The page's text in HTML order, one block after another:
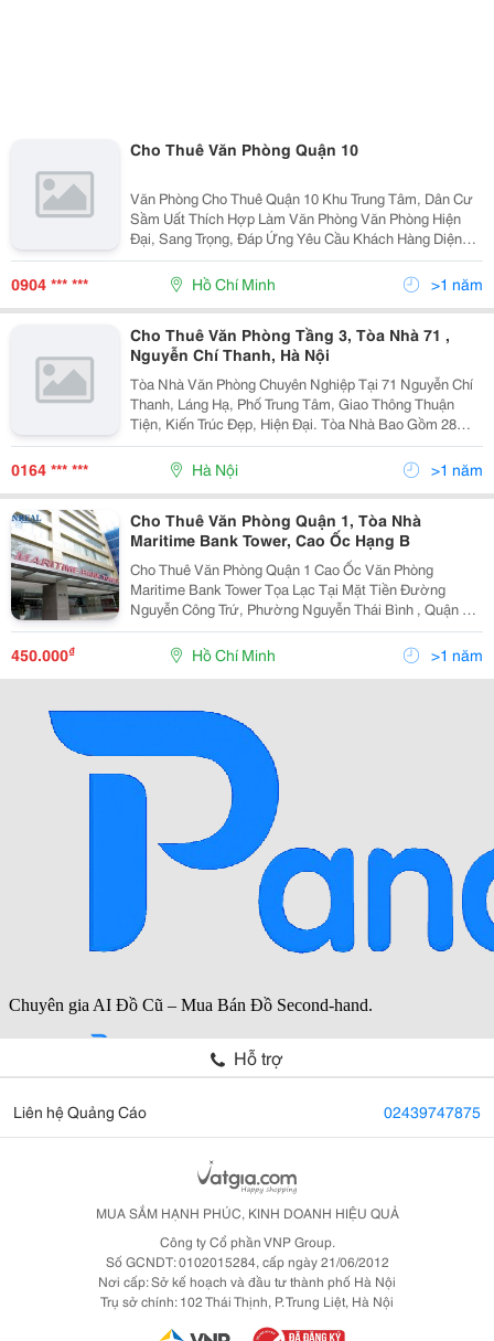
Cho Thuê Văn Phòng Quận 10
Văn Phòng Cho Thuê Quận 10 Khu Trung Tâm, Dân Cư
Sầm Uất Thích Hợp Làm Văn Phòng Văn Phòng Hiện
Đại, Sang Trọng, Đáp Ứng Yêu Cầu Khách Hàng Diện
Tich : Chia Theo Yêu Cầu Khách Hàng ( 50 &Ndash;
450M2 ) Giá Cho Thuê : Từ 12 &Ndash; 24 Usd/M2
0904 *** *** Hồ Chí Minh >1 năm
Cho Thuê Văn Phòng Tầng 3, Tòa Nhà 71 ,
Nguyễn Chí Thanh, Hà Nội
Tòa Nhà Văn Phòng Chuyên Nghiệp Tại 71 Nguyễn Chí
Thanh, Láng Hạ, Phố Trung Tâm, Giao Thông Thuận
Tiện, Kiến Trúc Đẹp, Hiện Đại. Tòa Nhà Bao Gồm 28
Tầng, Trang Thiết Bị Hiện Đại, Chỗ Để Xe Thuận Tiện,
Ngân Hàng Dưới Tầng 1. Cho Thuê Các Phòng Làm Việ
0164 *** *** Hà Nội >1 năm
Cho Thuê Văn Phòng Quận 1, Tòa Nhà
Maritime Bank Tower, Cao Ốc Hạng B
Cho Thuê Văn Phòng Quận 1 Cao Ốc Văn Phòng
Maritime Bank Tower Tọa Lạc Tại Mặt Tiền Đường
Nguyễn Công Trứ, Phường Nguyễn Thái Bình , Quận 1,
Thành Phố Hồ Chí Minh. Maritime Bank Tower Là Cao
Ốc Văn Phòng Hạng A Với Thiết Kế Thông Thoáng,
Theo Phong C
450.000₫ Hồ Chí Minh >1 năm
Hỗ trợ
Liên hệ Quảng Cáo 02439747875
MUA SẮM HẠNH PHÚC, KINH DOANH HIỆU QUẢ
Công ty Cổ phần VNP Group.
Số GCNDT: 0102015284, cấp ngày 21/06/2012
Nơi cấp: Sở kế hoạch và đầu tư thành phố Hà Nội
Trụ sở chính: 102 Thái Thịnh, P. Trung Liệt, Hà Nội